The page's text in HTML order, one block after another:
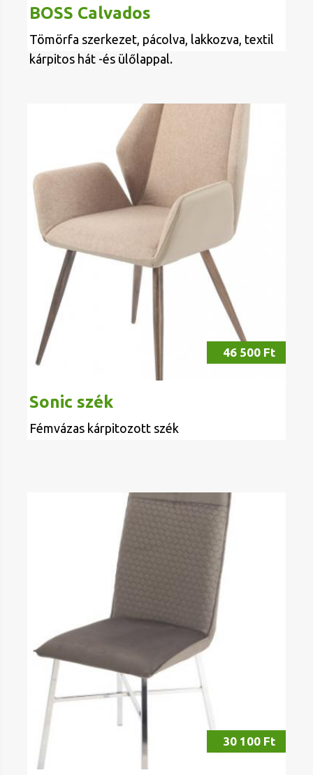
BOSS Calvados
Tömörfa szerkezet, pácolva, lakkozva, textil
kárpitos hát -és ülőlappal.
46 500 Ft
Sonic szék
Fémvázas kárpitozott szék
30 100 Ft